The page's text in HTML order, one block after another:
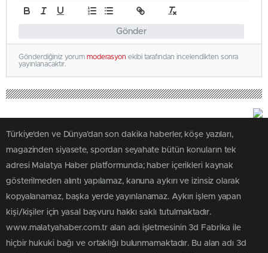
Gönder
Gönderdiğiniz yorum moderasyon ekibi tarafından incelendikten sonra
yayınlanacaktır.
Türkiye'den ve Dünya’dan son dakika haberler, köşe yazıları,
magazinden siyasete, spordan seyahate bütün konuların tek
adresi Malatya Haber platformunda; haber içerikleri kaynak
gösterilmeden alıntı yapılamaz, kanuna aykırı ve izinsiz olarak
kopyalanamaz, başka yerde yayınlanamaz. Aykırı işlem yapan
kişi/kişiler için yasal başvuru hakkı saklı tutulmaktadır.
www.malatyahaber.com.tr alan adı işletmesinin 3d Fabrika ile
hiçbir hukuki bağı ve ortaklığı bulunmamaktadır. Bu alan adı 3d